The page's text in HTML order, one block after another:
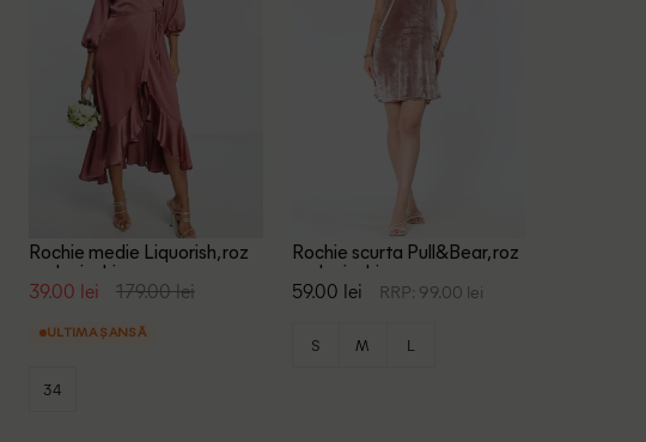
Rochie medie Liquorish, roz
pudra inchis
39.00 lei 179.00 lei
ULTIMA ȘANSĂ
34
Rochie scurta Pull&Bear, roz
pudra inchis
59.00 lei RRP: 99.00 lei
S M L